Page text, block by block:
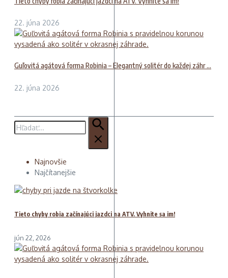
22. júna 2026
Guľovitá agátová forma Robinia – Elegantný solitér do každej záhr ...
22. júna 2026
Hľadať:
Najnovšie
Najčítanejšie
Tieto chyby robia začínajúci jazdci na ATV. Vyhnite sa im!
jún 22, 2026